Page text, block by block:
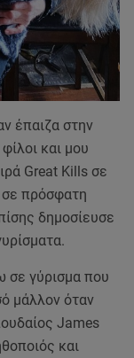
έπαιζα στην
και μου
Great Kills σε
σε πρόσφατη
δημοσίευσε
σε γύρισμα που
μάλλον όταν
James
και